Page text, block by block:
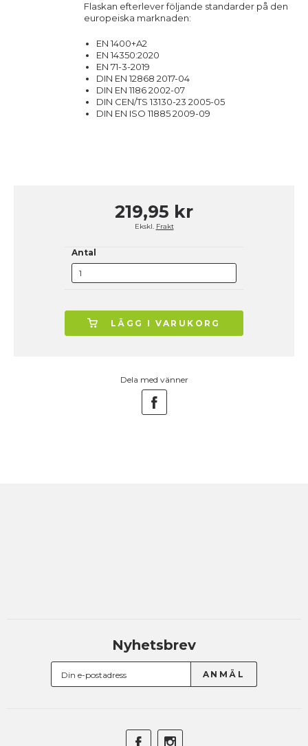
Flaskan efterlever följande standarder på den
europeiska marknaden:
EN 1400+A2
EN 14350:2020
EN 71-3-2019
DIN EN 12868 2017-04
DIN EN 1186 2002-07
DIN CEN/TS 13130-23 2005-05
DIN EN ISO 11885 2009-09
219,95 kr
Ekskl. Frakt
Antal
LÄGG I VARUKORG
Dela med vänner
Nyhetsbrev